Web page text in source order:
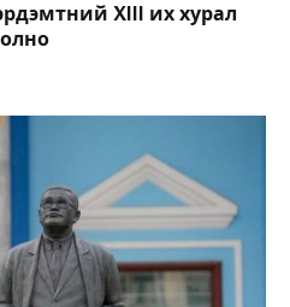
XIII их хурал